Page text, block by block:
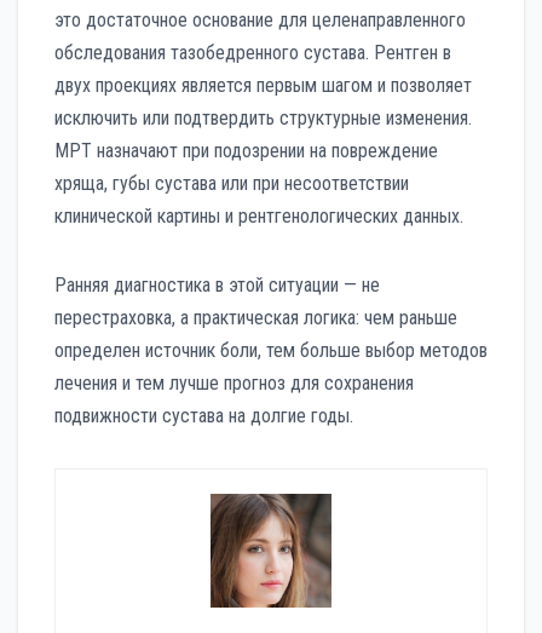
это достаточное основание для целенаправленного
обследования тазобедренного сустава. Рентген в
двух проекциях является первым шагом и позволяет
исключить или подтвердить структурные изменения.
МРТ назначают при подозрении на повреждение
хряща, губы сустава или при несоответствии
клинической картины и рентгенологических данных.
Ранняя диагностика в этой ситуации — не
перестраховка, а практическая логика: чем раньше
определен источник боли, тем больше выбор методов
лечения и тем лучше прогноз для сохранения
подвижности сустава на долгие годы.